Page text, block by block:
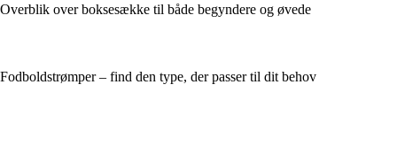
Overblik over boksesække til både begyndere og øvede
Fodboldstrømper – find den type, der passer til dit behov